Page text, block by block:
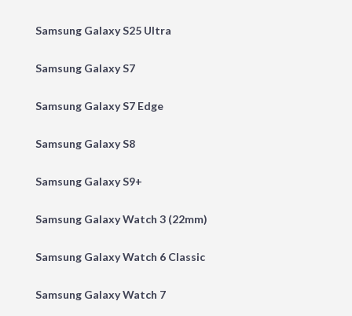
Samsung Galaxy S25 Ultra
Samsung Galaxy S7
Samsung Galaxy S7 Edge
Samsung Galaxy S8
Samsung Galaxy S9+
Samsung Galaxy Watch 3 (22mm)
Samsung Galaxy Watch 6 Classic
Samsung Galaxy Watch 7